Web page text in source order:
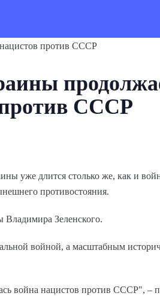
против СССР
уже длится столько же, как и
противостояния.
Зеленского.
войной, а масштабным
война нацистов против СССР", –